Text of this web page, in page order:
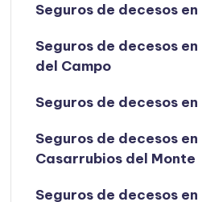
Seguros de decesos
Seguros de decesos
del Campo
Seguros de decesos
Seguros de decesos en
Casarrubios del Monte
Seguros de decesos